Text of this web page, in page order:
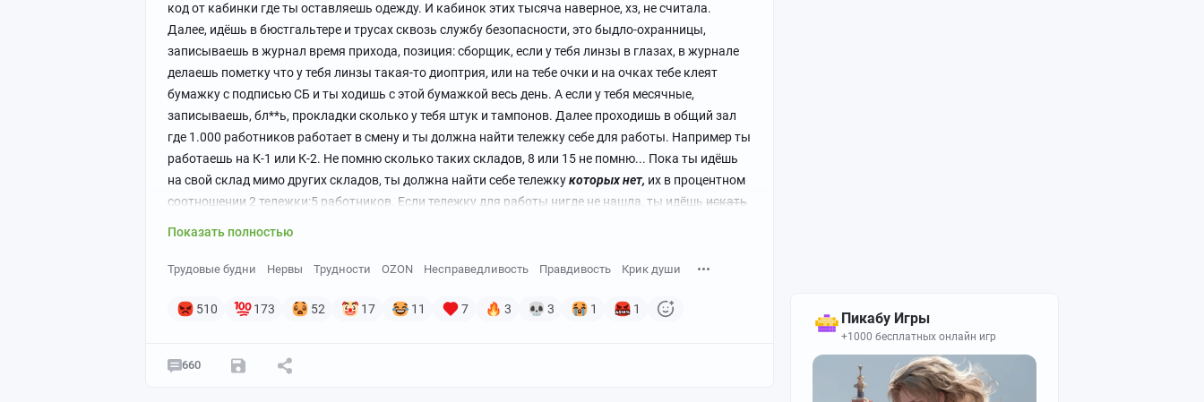
Пикабу Игры
+1000 бесплатных онлайн игр
код от кабинки где ты оставляешь одежду. И кабинок этих тысяча наверное, хз, не считала.
Далее, идёшь в бюстгальтере и трусах сквозь службу безопасности, это быдло-охранницы,
записываешь в журнал время прихода, позиция: сборщик, если у тебя линзы в глазах, в журнале
делаешь пометку что у тебя линзы такая-то диоптрия, или на тебе очки и на очках тебе клеят
бумажку с подписью СБ и ты ходишь с этой бумажкой весь день. А если у тебя месячные,
записываешь, бл**ь, прокладки сколько у тебя штук и тампонов. Далее проходишь в общий зал
где 1.000 работников работает в смену и ты должна найти тележку себе для работы. Например ты
работаешь на К-1 или К-2. Не помню сколько таких складов, 8 или 15 не помню... Пока ты идёшь
на свой склад мимо других складов, ты должна найти себе тележкукоторыхнет, их в процентном
соотношении 2 тележки:5 работников. Если тележку для работы нигде не нашла, ты идёшь искать
товар, прибежала на место хранения, который показал тсд, а его там нет, ищешь рядом в
товара, он тебе делает "пропуск товара" и засчитывается штраф. В то время было 50 руб за
Если тебя послали на другой склад с едой, там вообще пиздец: ты приходишь туда а там все
Показать полностью
Трудовые будни Нервы Трудности OZON Несправедливость Правдивость Крик души
510 173 52 17 11 7 3 3 1 1
660